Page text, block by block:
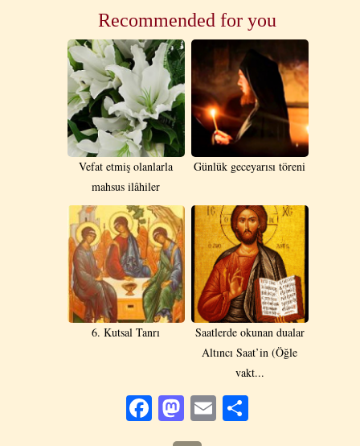
Recommended for you
Vefat etmiş olanlarla
mahsus ilâhiler
Günlük geceyarısı töreni
6. Kutsal Tanrı
Saatlerde okunan dualar
Altıncı Saat’in (Öğle
vakt...
Facebook
Mastodon
Email